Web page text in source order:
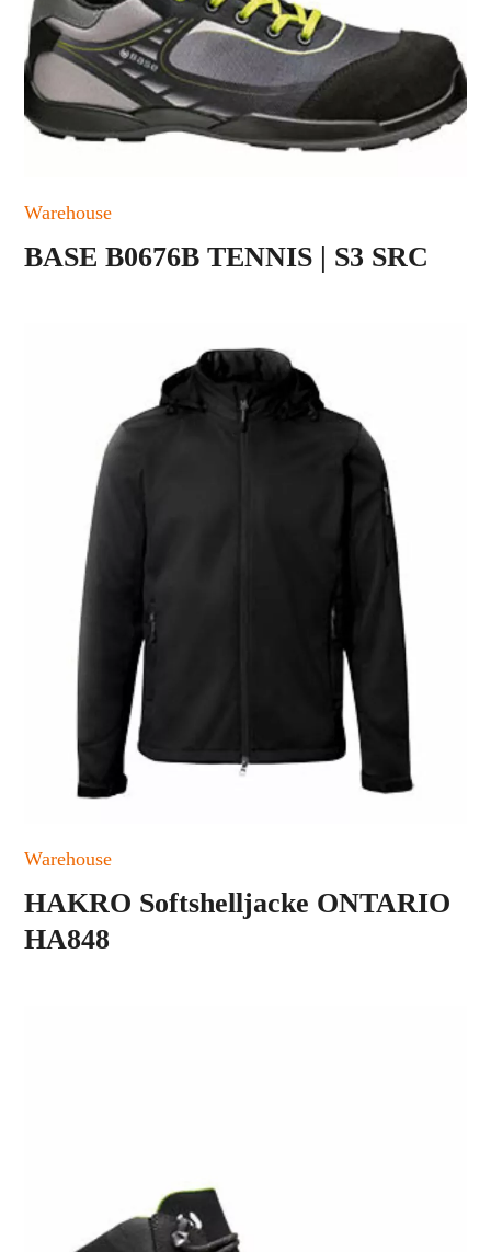
Warehouse
BASE B0676B TENNIS | S3 SRC
Warehouse
HAKRO Softshelljacke ONTARIO
HA848